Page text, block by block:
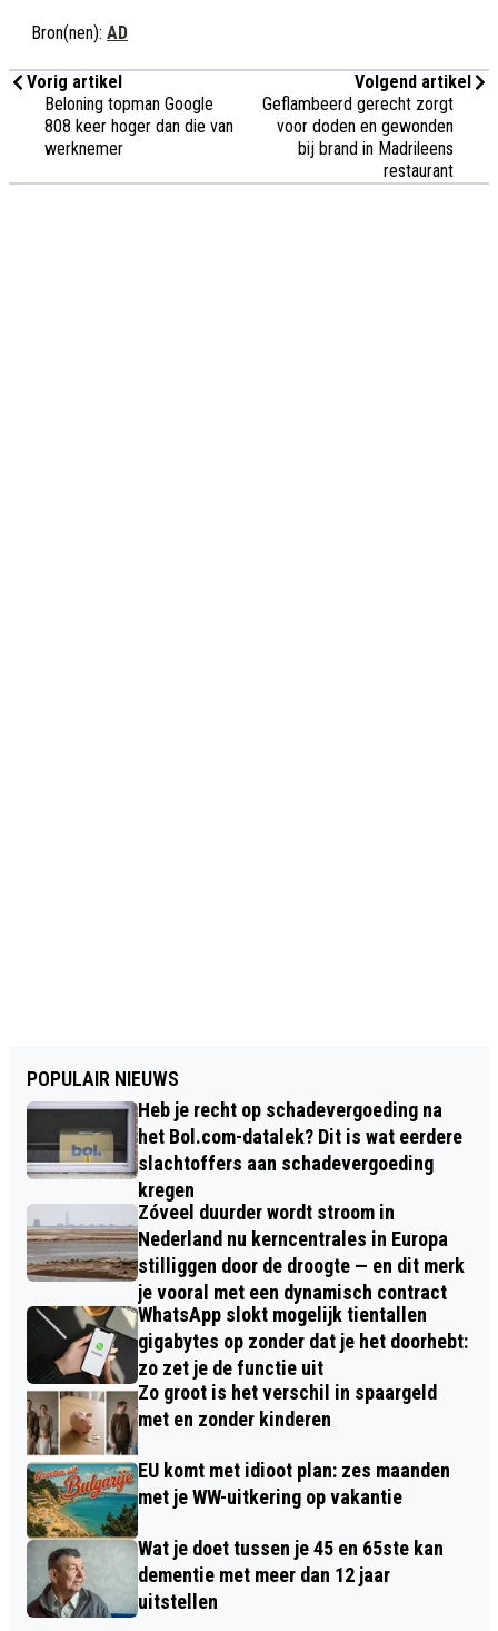
Bron(nen): AD
Vorig artikel
Beloning topman Google
808 keer hoger dan die van
werknemer
Volgend artikel
Geflambeerd gerecht zorgt
voor doden en gewonden
bij brand in Madrileens
restaurant
POPULAIR NIEUWS
Heb je recht op schadevergoeding na
het Bol.com-datalek? Dit is wat eerdere
slachtoffers aan schadevergoeding
kregen
Zóveel duurder wordt stroom in
Nederland nu kerncentrales in Europa
stilliggen door de droogte — en dit merk
je vooral met een dynamisch contract
WhatsApp slokt mogelijk tientallen
gigabytes op zonder dat je het doorhebt:
zo zet je de functie uit
Zo groot is het verschil in spaargeld
met en zonder kinderen
EU komt met idioot plan: zes maanden
met je WW-uitkering op vakantie
Wat je doet tussen je 45 en 65ste kan
dementie met meer dan 12 jaar
uitstellen